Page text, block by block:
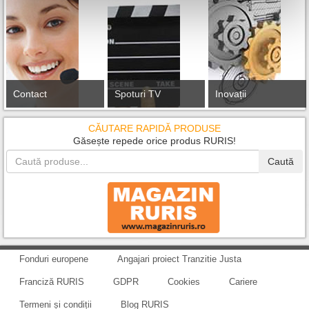
Contact Spoturi TV Inovații
CĂUTARE RAPIDĂ PRODUSE
Găsește repede orice produs RURIS!
Caută
Fonduri europene Angajari proiect Tranzitie Justa
Franciză RURIS GDPR Cookies Cariere
Termeni și condiții Blog RURIS